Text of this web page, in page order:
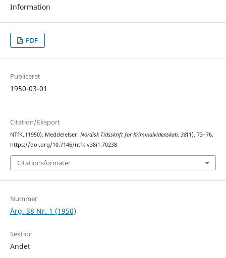
Information
PDF
Publiceret
1950-03-01
Citation/Eksport
NTfK. (1950). Meddelelser. Nordisk Tidsskrift for Kriminalvidenskab, 38(1), 73–76.
https://doi.org/10.7146/ntfk.v38i1.70238
Citationsformater
Nummer
Årg. 38 Nr. 1 (1950)
Sektion
Andet